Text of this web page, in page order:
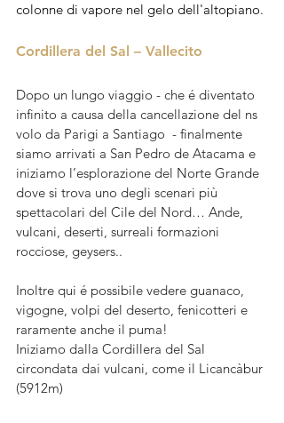
colonne di vapore nel gelo dell'altopiano.
Cordillera del Sal – Vallecito
Dopo un lungo viaggio - che é diventato
infinito a causa della cancellazione del ns
volo da Parigi a Santiago  - finalmente
siamo arrivati a San Pedro de Atacama e
iniziamo l’esplorazione del Norte Grande
dove si trova uno degli scenari più
spettacolari del Cile del Nord… Ande,
vulcani, deserti, surreali formazioni
rocciose, geysers..
Inoltre qui é possibile vedere guanaco,
vigogne, volpi del deserto, fenicotteri e
raramente anche il puma!
Iniziamo dalla Cordillera del Sal
circondata dai vulcani, come il Licancàbur
(5912m)